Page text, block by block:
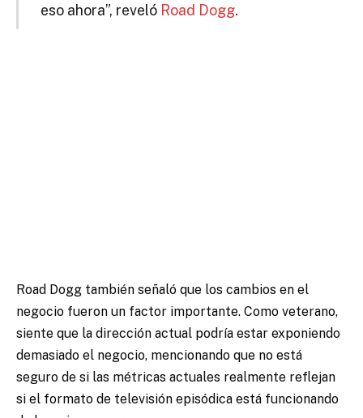
eso ahora”, reveló Road Dogg.
Road Dogg también señaló que los cambios en el
negocio fueron un factor importante. Como veterano,
siente que la dirección actual podría estar exponiendo
demasiado el negocio, mencionando que no está
seguro de si las métricas actuales realmente reflejan
si el formato de televisión episódica está funcionando